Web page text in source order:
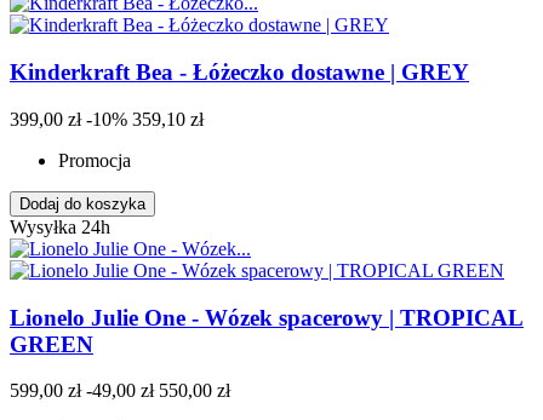
Kinderkraft Bea - Łóżeczko dostawne | GREY
399,00 zł -10% 359,10 zł
Promocja
Dodaj do koszyka
Wysyłka 24h
Lionelo Julie One - Wózek spacerowy | TROPICAL
GREEN
599,00 zł -49,00 zł 550,00 zł